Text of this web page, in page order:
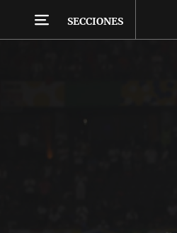
SECCIONES